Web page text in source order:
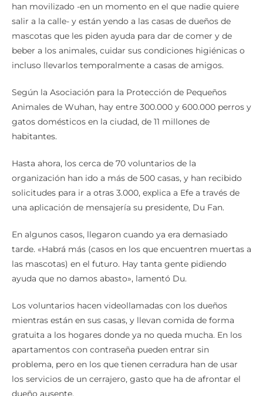
han movilizado -en un momento en el que nadie quiere
salir a la calle- y están yendo a las casas de dueños de
mascotas que les piden ayuda para dar de comer y de
beber a los animales, cuidar sus condiciones higiénicas o
incluso llevarlos temporalmente a casas de amigos.
Según la Asociación para la Protección de Pequeños
Animales de Wuhan, hay entre 300.000 y 600.000 perros y
gatos domésticos en la ciudad, de 11 millones de
habitantes.
Hasta ahora, los cerca de 70 voluntarios de la
organización han ido a más de 500 casas, y han recibido
solicitudes para ir a otras 3.000, explica a Efe a través de
una aplicación de mensajería su presidente, Du Fan.
En algunos casos, llegaron cuando ya era demasiado
tarde. «Habrá más (casos en los que encuentren muertas a
las mascotas) en el futuro. Hay tanta gente pidiendo
ayuda que no damos abasto», lamentó Du.
Los voluntarios hacen videollamadas con los dueños
mientras están en sus casas, y llevan comida de forma
gratuita a los hogares donde ya no queda mucha. En los
apartamentos con contraseña pueden entrar sin
problema, pero en los que tienen cerradura han de usar
los servicios de un cerrajero, gasto que ha de afrontar el
dueño ausente.